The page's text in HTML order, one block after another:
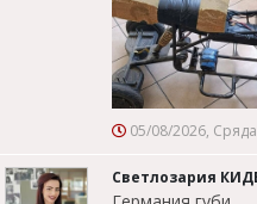
05/08/2026,
Светлозария